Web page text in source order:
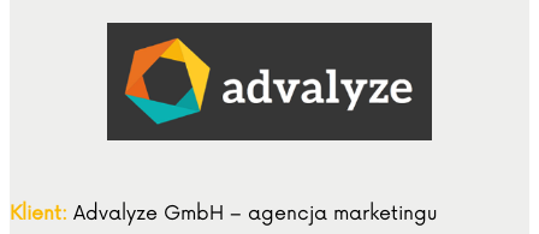
Klient: Advalyze GmbH – agencja marketingu